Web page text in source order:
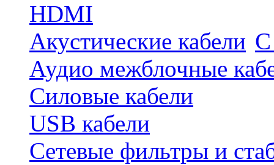
HDMI
Акустические кабели С
Аудио межблочные
Силовые кабели
USB кабели
Сетевые фильтры и